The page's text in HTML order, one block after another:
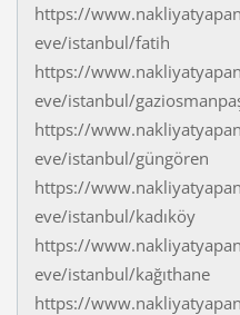
https://
eve/istanbul/fatih
https://
eve/istanbul/
https://
eve/istanbul/güngören
https://
eve/istanbul/kadıköy
https://
eve/istanbul/kağıthane
https://